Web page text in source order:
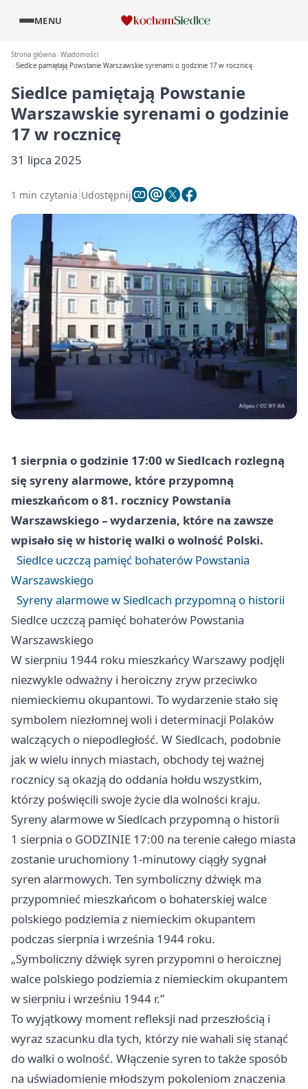
MENU
Strona główna Wiadomości
Siedlce pamiętają Powstanie Warszawskie syrenami o godzinie 17 w rocznicę
Siedlce pamiętają Powstanie
Warszawskie syrenami o godzinie
17 w rocznicę
31 lipca 2025
1 min czytania Udostępnij
1 sierpnia o godzinie 17:00 w Siedlcach rozlegną
się syreny alarmowe, które przypomną
mieszkańcom o 81. rocznicy Powstania
Warszawskiego – wydarzenia, które na zawsze
wpisało się w historię walki o wolność Polski.
Siedlce uczczą pamięć bohaterów Powstania
Warszawskiego
Syreny alarmowe w Siedlcach przypomną o historii
Siedlce uczczą pamięć bohaterów Powstania
Warszawskiego
W sierpniu 1944 roku mieszkańcy Warszawy podjęli
niezwykle odważny i heroiczny zryw przeciwko
niemieckiemu okupantowi. To wydarzenie stało się
symbolem niezłomnej woli i determinacji Polaków
walczących o niepodległość. W Siedlcach, podobnie
jak w wielu innych miastach, obchody tej ważnej
rocznicy są okazją do oddania hołdu wszystkim,
którzy poświęcili swoje życie dla wolności kraju.
Syreny alarmowe w Siedlcach przypomną o historii
1 sierpnia o GODZINIE 17:00 na terenie całego miasta
zostanie uruchomiony 1-minutowy ciągły sygnał
syren alarmowych. Ten symboliczny dźwięk ma
przypomnieć mieszkańcom o bohaterskiej walce
polskiego podziemia z niemieckim okupantem
podczas sierpnia i września 1944 roku.
„Symboliczny dźwięk syren przypomni o heroicznej
walce polskiego podziemia z niemieckim okupantem
w sierpniu i wrześniu 1944 r.”
To wyjątkowy moment refleksji nad przeszłością i
wyraz szacunku dla tych, którzy nie wahali się stanąć
do walki o wolność. Włączenie syren to także sposób
na uświadomienie młodszym pokoleniom znaczenia